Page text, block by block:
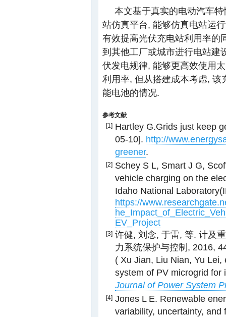
本文基于真实的电动汽车
站仿真平台, 能够仿真电站运
有效提高光伏充电站利用率的
到其他工厂或城市进行电站建
伏发电规律, 能够更高效使用
利用率, 但从搭建成本考虑,
能电池的情况.
参考文献
[1] Hartley G.Grids just keep
05-10]. http://
greener.
[2] Schey S L, Smart J G,
vehicle charging on the
Idaho National
https://
EV_Project
[3] 许健, 刘念, 于雷, 等. 计及
力系统保护与控制, 2016,
( Xu Jian, Liu Nian, Yu
system of PV microgrid for
Journal of Power System
[4] Jones L E. Renewable
variability, uncertainty,